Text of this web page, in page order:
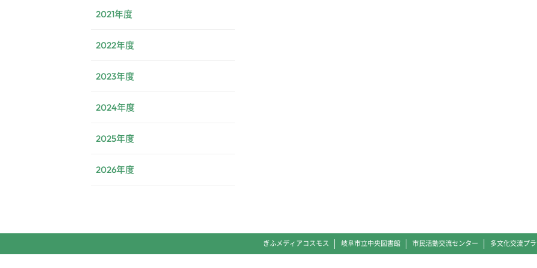
2021年度
2022年度
2023年度
2024年度
2025年度
2026年度
ぎふメディアコスモス 岐阜市立中央図書館 市民活動交流センター 多文化交流プ